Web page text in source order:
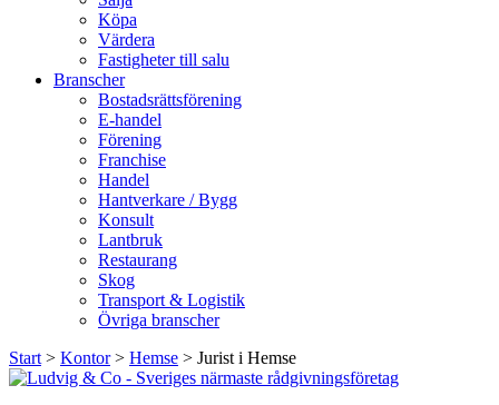
Köpa
Värdera
Fastigheter till salu
Branscher
Bostadsrättsförening
E-handel
Förening
Franchise
Handel
Hantverkare / Bygg
Konsult
Lantbruk
Restaurang
Skog
Transport & Logistik
Övriga branscher
Start > Kontor> Hemse > Jurist i Hemse